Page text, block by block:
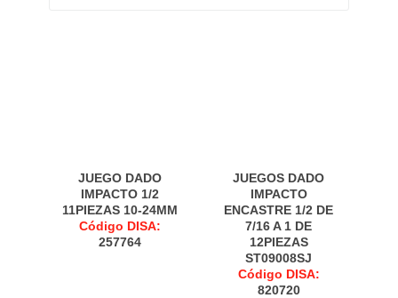
JUEGO DADO
IMPACTO 1/2
11PIEZAS 10-24MM
Código DISA:
257764
JUEGOS DADO
IMPACTO
ENCASTRE 1/2 DE
7/16 A 1 DE
12PIEZAS
ST09008SJ
Código DISA:
820720